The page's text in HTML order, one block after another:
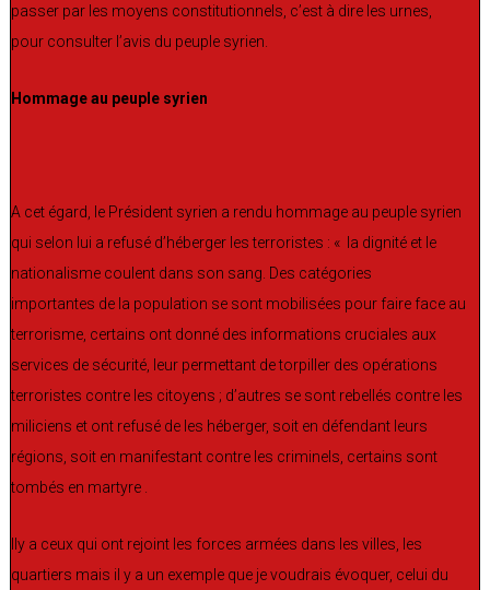
passer par les moyens constitutionnels, c’est à dire les urnes,
pour consulter l’avis du peuple syrien.
Hommage au peuple syrien
A cet égard, le Président syrien a rendu hommage au peuple syrien
qui selon lui a refusé d’héberger les terroristes : « la dignité et le
nationalisme coulent dans son sang. Des catégories
importantes de la population se sont mobilisées pour faire face au
terrorisme, certains ont donné des informations cruciales aux
services de sécurité, leur permettant de torpiller des opérations
terroristes contre les citoyens ; d’autres se sont rebellés contre les
miliciens et ont refusé de les héberger, soit en défendant leurs
régions, soit en manifestant contre les criminels, certains sont
tombés en martyre .
Ily a ceux qui ont rejoint les forces armées dans les villes, les
quartiers mais il y a un exemple que je voudrais évoquer, celui du